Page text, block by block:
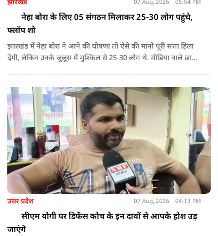
झारखंड 07 Aug, 2026 05:54 PM
नेहा बोरा के लिए 05 संगठन मिलाकर 25-30 लोग पहुंचे,
फ्लॉप शो
झारखंड में नेहा बोरा ने आने की घोषणा तो ऐसे की मानो पूरी सत्ता हिला
देंगी, लेकिन उनके जुलूस में मुश्किल से 25-30 लोग थे. मीडिया वाले छात्र
उत्तर प्रदेश 07 Aug, 2026 04:13 PM
सीएम योगी पर डिफेंस कोच के इन दावों से आपके होश उड़
जाएंगे